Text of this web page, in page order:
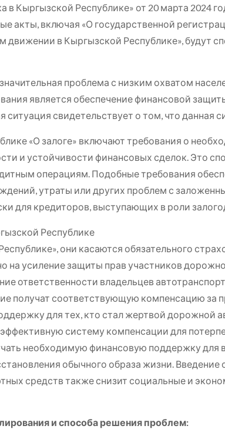
Кыргызской Республике» от 20 марта 2024
акты, включая «О государственной
движении в Кыргызской Республике», будут
проблема с низким охватом
является обеспечение финансовой
свидетельствует о том, что данная
«О залоге» включают требования о
и устойчивости финансовых сделок. Это
операциям. Подобные требования
утраты или других проблем с
для кредиторов, выступающих в роли
Республике
они касаются обязательного
на усиление защиты прав участников
ответственности владельцев
получат соответствующую компенсацию за
для тех, кто стал жертвой дорожной
систему компенсации для
необходимую финансовую поддержку для
обычного образа жизни. Введение
средств также снизит социальные и
и способа решения проблем: